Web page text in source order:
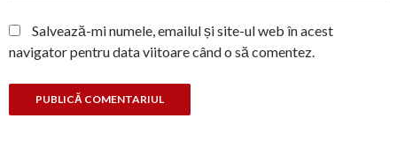
Salvează-mi numele, emailul și site-ul web în acest
navigator pentru data viitoare când o să comentez.